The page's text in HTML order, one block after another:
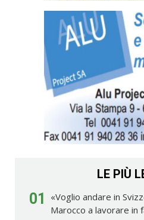
LE PIÙ
01
«Voglio andare in
Marocco a lavorare in